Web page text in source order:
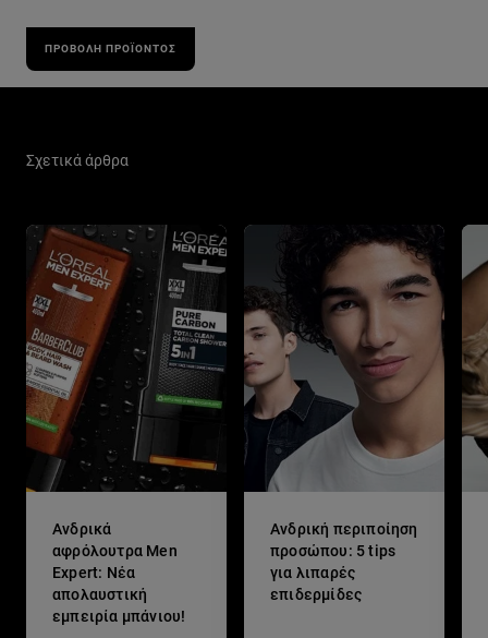
ΠΡΟΒΟΛΉ ΠΡΟΪΌΝΤΟΣ
Σχετικά άρθρα
Ανδρικά
αφρόλουτρα Men
Expert: Νέα
απολαυστική
εμπειρία μπάνιου!
Ανδρική περιποίηση
προσώπου: 5 tips
για λιπαρές
επιδερμίδες